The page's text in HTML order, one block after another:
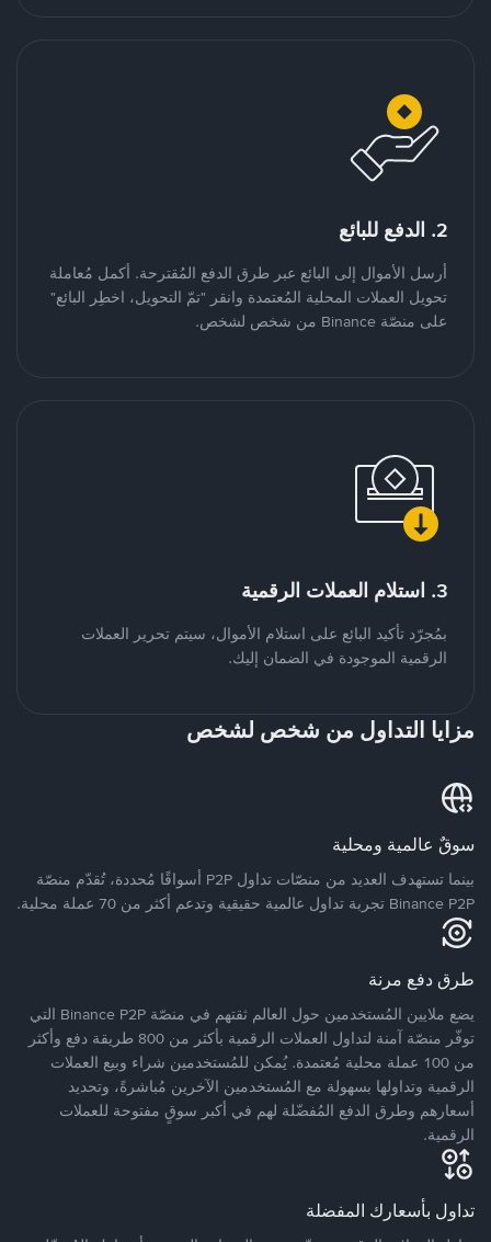
2. الدفع للبائع
أرسل الأموال إلى البائع عبر طرق الدفع المُقترحة. أكمل مُعاملة
تحويل العملات المحلية المُعتمدة وانقر "تمّ التحويل، اخطِر البائع"
على منصّة Binance من شخص لشخص.
3. استلام العملات الرقمية
بمُجرّد تأكيد البائع على استلام الأموال، سيتم تحرير العملات
الرقمية الموجودة في الضمان إليك.
مزايا التداول من شخص لشخص
سوقٌ عالمية ومحلية
بينما تستهدف العديد من منصّات تداول P2P أسواقًا مُحددة، تُقدّم منصّة
Binance P2P تجربة تداول عالمية حقيقية وتدعم أكثر من 70 عملة محلية.
طرق دفع مرنة
يضع ملايين المُستخدمين حول العالم ثقتهم في منصّة Binance P2P التي
توفّر منصّة آمنة لتداول العملات الرقمية بأكثر من 800 طريقة دفع وأكثر
من 100 عملة محلية مُعتمدة. يُمكن للمُستخدمين شراء وبيع العملات
الرقمية وتداولها بسهولة مع المُستخدمين الآخرين مُباشرةً، وتحديد
أسعارهم وطرق الدفع المُفضّلة لهم في أكبر سوقٍ مفتوحة للعملات
الرقمية.
تداول بأسعارك المفضلة